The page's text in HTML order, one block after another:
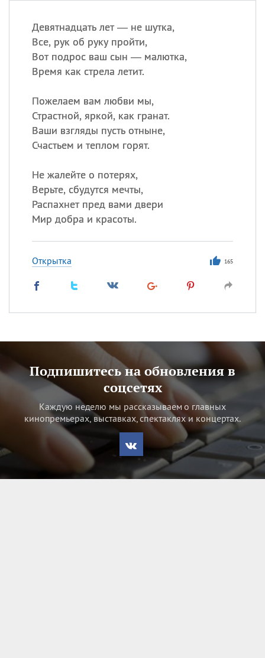
Девятнадцать лет — не шутка,
Все, рук об руку пройти,
Вот подрос ваш сын — малютка,
Время как стрела летит.
Пожелаем вам любви мы,
Страстной, яркой, как гранат.
Ваши взгляды пусть отныне,
Счастьем и теплом горят.
Не жалейте о потерях,
Верьте, сбудутся мечты,
Распахнет пред вами двери
Мир добра и красоты.
Открытка 165
Подпишитесь на обновления в
соцсетях
Каждую неделю мы рассказываем о главных
кинопремьерах, выставках, спектаклях и концертах.